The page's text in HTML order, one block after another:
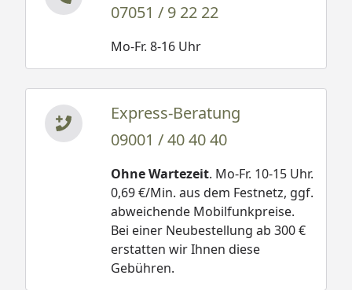
07051 / 9 22 22
Mo-Fr. 8-16 Uhr
Express-Beratung
09001 / 40 40 40
Ohne Wartezeit. Mo-Fr. 10-15 Uhr.
0,69 €/Min. aus dem Festnetz, ggf.
abweichende Mobilfunkpreise.
Bei einer Neubestellung ab 300 €
erstatten wir Ihnen diese
Gebühren.